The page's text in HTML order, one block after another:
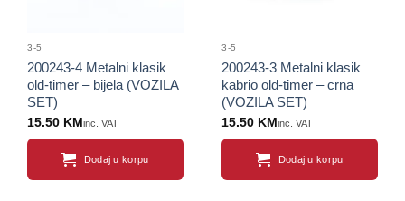
3-5
200243-4 Metalni klasik
old-timer – bijela (VOZILA
SET)
15.50 KM inc. VAT
Dodaj u korpu
3-5
200243-3 Metalni klasik
kabrio old-timer – crna
(VOZILA SET)
15.50 KM inc. VAT
Dodaj u korpu